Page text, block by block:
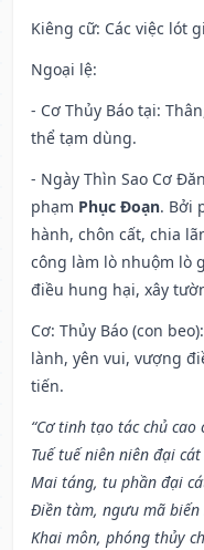
Kiêng cữ: Các việc lót
Ngoại lệ:
- Cơ Thủy Báo tại:
thể tạm dùng.
- Ngày Thìn Sao Cơ
phạm Phục Đoạn. Bởi
hành, chôn cất, chia
công làm lò nhuộm lò
điều hung hại, xây
Cơ: Thủy Báo (con
lành, yên vui, vượng
tiến.
“Cơ tinh tạo tác chủ cao
Tuế tuế niên niên đại
Mai táng, tu phần đại
Điền tàm, ngưu mã biến
Khai môn, phóng thủy